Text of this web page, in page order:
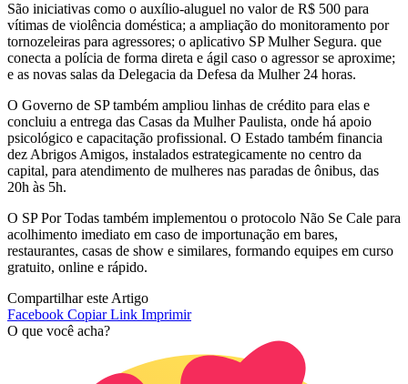
São iniciativas como o auxílio-aluguel no valor de R$ 500 para
vítimas de violência doméstica; a ampliação do monitoramento por
tornozeleiras para agressores; o aplicativo SP Mulher Segura. que
conecta a polícia de forma direta e ágil caso o agressor se aproxime;
e as novas salas da Delegacia da Defesa da Mulher 24 horas.
O Governo de SP também ampliou linhas de crédito para elas e
concluiu a entrega das Casas da Mulher Paulista, onde há apoio
psicológico e capacitação profissional. O Estado também financia
dez Abrigos Amigos, instalados estrategicamente no centro da
capital, para atendimento de mulheres nas paradas de ônibus, das
20h às 5h.
O SP Por Todas também implementou o protocolo Não Se Cale para
acolhimento imediato em caso de importunação em bares,
restaurantes, casas de show e similares, formando equipes em curso
gratuito, online e rápido.
Compartilhar este Artigo
Facebook Copiar Link Imprimir
O que você acha?